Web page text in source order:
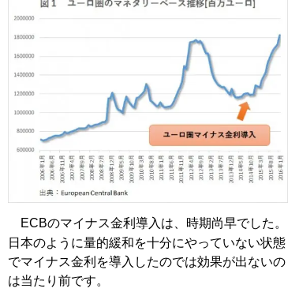
ECBのマイナス金利導入は、時期尚早でした。
日本のように量的緩和を十分にやっていない状態
でマイナス金利を導入したのでは効果が出ないの
は当たり前です。